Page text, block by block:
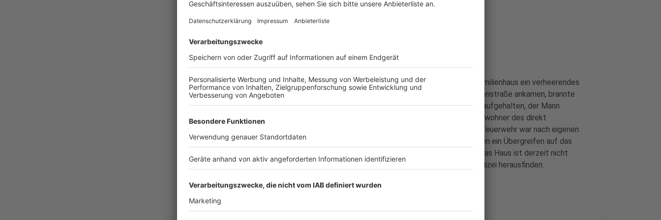
In Kerpen-Horrem hat es in der Nacht auf Dienstag in einem Einfamilienhaus ein verheerendes
Feuer gegeben. Als die Einsatzkräfte gegen 1:15 Uhr an der Wiesenstraße ankamen, brannte
der Dachstuhl schon komplett. Im Haus hatte sich ein Bewohner aufgehalten, der Mann
brachte sich aber rechtzeitig selbst in Sicherheit, und auch die Bewohner des direkt
angebauten Nachbarhauses hatten sich ins Freie geflüchtet. Die Feuerwehr war nach eigenen
Angaben mit über 70 Kräften fast vier Stunden vor Ort, sie konnten ein Übergreifen auf das
Nachbardach verhindern. Bis 7 Uhr war eine Brandwache vor Ort. Das Haus ist derzeit nicht
mehr bewohnbar. Was das Feuer ausgelöst hat, muss jetzt die Polizei herausfinden.
Anzeige